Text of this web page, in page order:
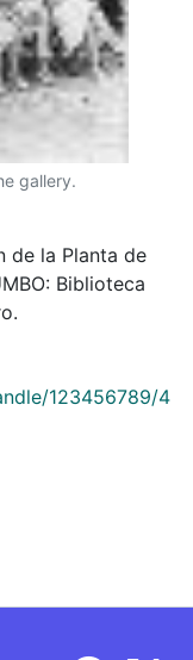
gallery.
de la Planta de
Biblioteca
123456789/4